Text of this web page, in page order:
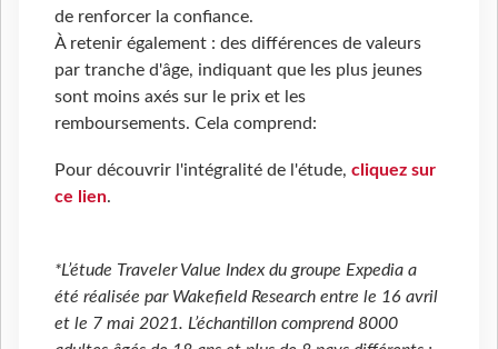
de renforcer la confiance.
À retenir également : des différences de valeurs
par tranche d'âge, indiquant que les plus jeunes
sont moins axés sur le prix et les
remboursements. Cela comprend:
Pour découvrir l'intégralité de l'étude, cliquez sur
ce lien.
*L’étude Traveler Value Index du groupe Expedia a
été réalisée par Wakefield Research entre le 16 avril
et le 7 mai 2021. L’échantillon comprend 8000